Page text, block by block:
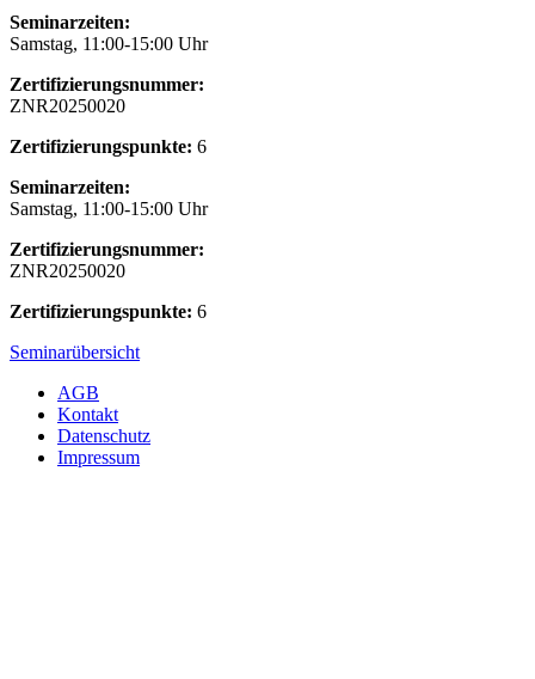
Seminarzeiten:
Samstag, 11:00-15:00 Uhr
Zertifizierungsnummer:
ZNR20250020
Zertifizierungspunkte: 6
Seminarzeiten:
Samstag, 11:00-15:00 Uhr
Zertifizierungsnummer:
ZNR20250020
Zertifizierungspunkte: 6
Seminarübersicht
AGB
Kontakt
Datenschutz
Impressum